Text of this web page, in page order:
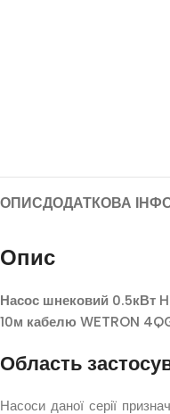
ОПИСДОДАТКОВА
Опис
Насос шнековий 0.5кВт
10м кабелю WETRON
Область
Насоси даної серії